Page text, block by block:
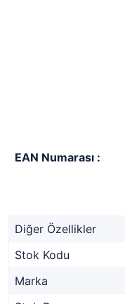
EAN Numarası :
Diğer Özellikler
Stok Kodu
Marka